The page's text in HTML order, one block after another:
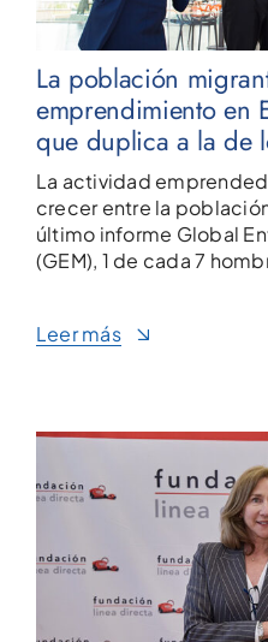
La población
emprendimiento en
que duplica a la de
La actividad
crecer entre la
último informe Global
(GEM), 1 de cada 7
Leer más